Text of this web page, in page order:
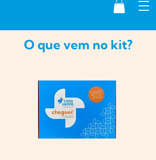
O que vem no kit?